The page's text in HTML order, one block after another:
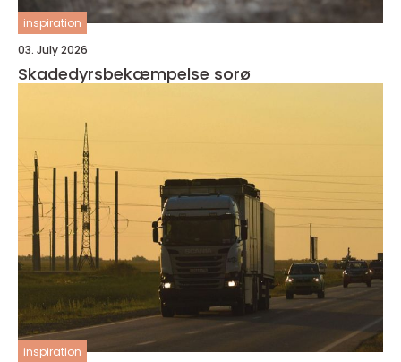
inspiration
03. July 2026
Skadedyrsbekæmpelse sorø
inspiration